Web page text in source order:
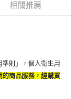
相關推薦
則」，個人衛生用
商品服務，經購買